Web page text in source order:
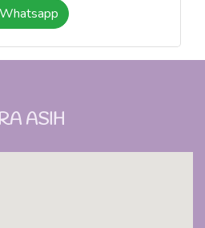
Whatsapp
ASIH